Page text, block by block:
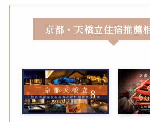
京都・天橋立住宿推薦